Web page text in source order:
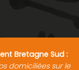
Bretagne Sud :
domiciliées sur le